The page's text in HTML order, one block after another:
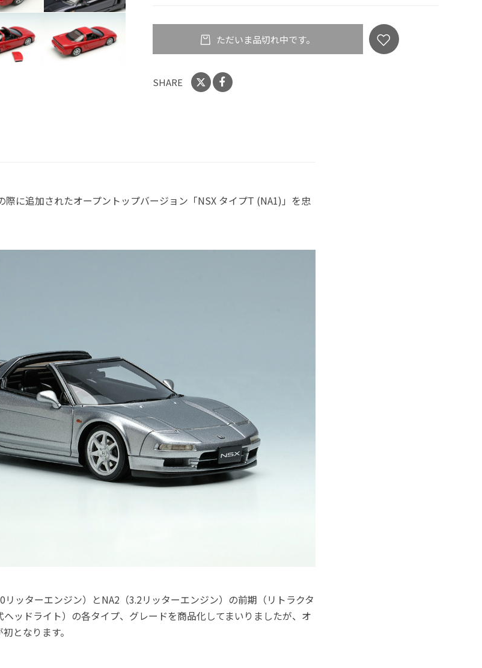
ただいま品切れ中です。
SHARE
に追加されたオープントップバージョン「NSX タイプT (NA1)」を忠
リッターエンジン）とNA2（3.2リッターエンジン）の前期（リトラクタ
ッドライト）の各タイプ、グレードを商品化してまいりましたが、オ
となります。